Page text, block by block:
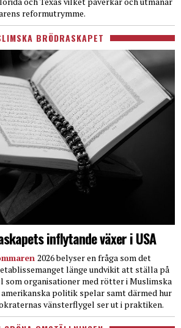
reformutrymme.
BRÖDRASKAPET
inflytande växer i USA
2026 belyser en fråga som det
länge undvikit att ställa på
som organisationer med rötter i Muslimska
politik spelar samt därmed hur
vänsterflygel ser ut i praktiken.